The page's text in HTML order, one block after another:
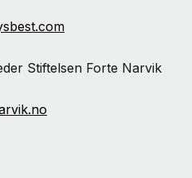
Stiftelsen Forte Narvik